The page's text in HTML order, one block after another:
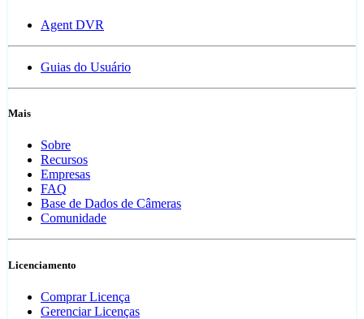
Agent DVR
Guias do Usuário
Mais
Sobre
Recursos
Empresas
FAQ
Base de Dados de Câmeras
Comunidade
Licenciamento
Comprar Licença
Gerenciar Licenças